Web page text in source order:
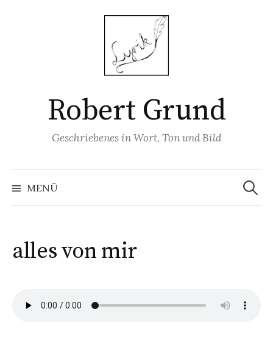
Robert Grund
Geschriebenes in Wort, Ton und Bild
MENÜ
Suchen
nach:
alles von mir